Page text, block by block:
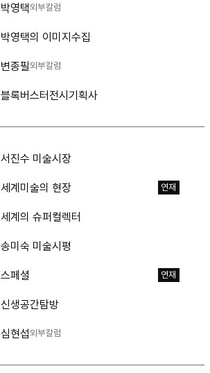
박영택외부칼럼
박영택의 이미지수집
변종필외부칼럼
블록버스터전시기획사
서진수 미술시장
세계미술의 현장 연재
세계의 슈퍼컬렉터
송미숙 미술시평
스페셜 연재
신생공간탐방
심현섭외부칼럼